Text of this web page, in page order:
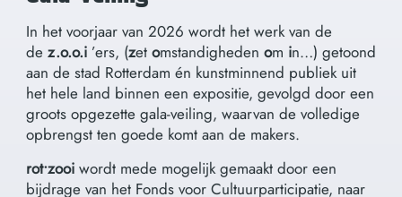
In het voorjaar van 2026 wordt het werk van de
de z.o.o.i ’ers, (zet omstandigheden om in…) getoond
aan de stad Rotterdam én kunstminnend publiek uit
het hele land binnen een expositie, gevolgd door een
groots opgezette gala-veiling, waarvan de volledige
opbrengst ten goede komt aan de makers.
rot•zooi wordt mede mogelijk gemaakt door een
bijdrage van het Fonds voor Cultuurparticipatie, naar